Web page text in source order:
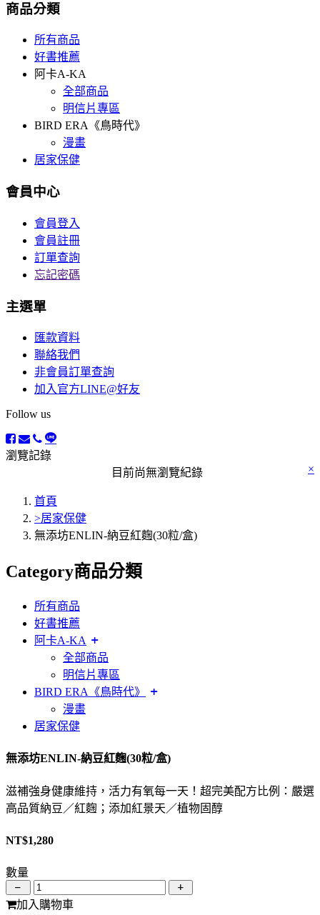
商品分類
所有商品
好書推薦
阿卡A-KA
全部商品
明信片專區
BIRD ERA《鳥時代》
漫畫
居家保健
會員中心
會員登入
會員註冊
訂單查詢
忘記密碼
主選單
匯款資料
聯絡我們
非會員訂單查詢
加入官方LINE@好友
Follow us
瀏覽記錄
×
目前尚無瀏覽紀錄
首頁
>居家保健
無添坊ENLIN-納豆紅麴(30粒/盒)
Category商品分類
所有商品
好書推薦
阿卡A-KA
全部商品
明信片專區
BIRD ERA《鳥時代》
漫畫
居家保健
無添坊ENLIN-納豆紅麴(30粒/盒)
滋補強身健康維持，活力有氧每一天！超完美配方比例：嚴選
高品質納豆／紅麴；添加紅景天／植物固醇
NT$1,280
數量
加入購物車